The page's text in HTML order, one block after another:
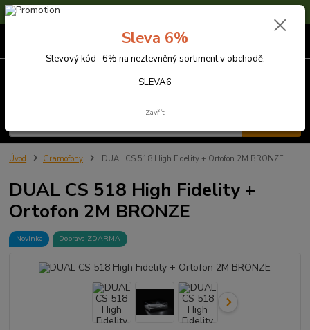
Sleva 6% na nezlevněné zboží s kódem SLEVA6
Úvod Gramofony DUAL CS 518 High Fidelity + Ortofon 2M BRONZE
DUAL CS 518 High Fidelity +
Ortofon 2M BRONZE
Novinka Doprava ZDARMA
Sleva 6%
Slevový kód -6% na nezlevněný sortiment v obchodě:
SLEVA6
Zavřít